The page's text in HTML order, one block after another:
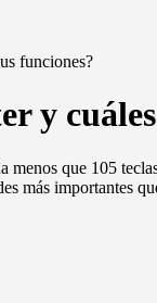
funciones?
y
menos que 105
más importantes